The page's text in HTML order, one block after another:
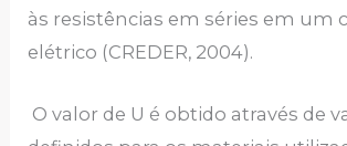
às resistências em séries em um
elétrico (CREDER, 2004).
O valor de U é obtido através de